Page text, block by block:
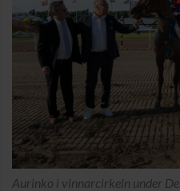
Aurinko i vinnarcirkeln under